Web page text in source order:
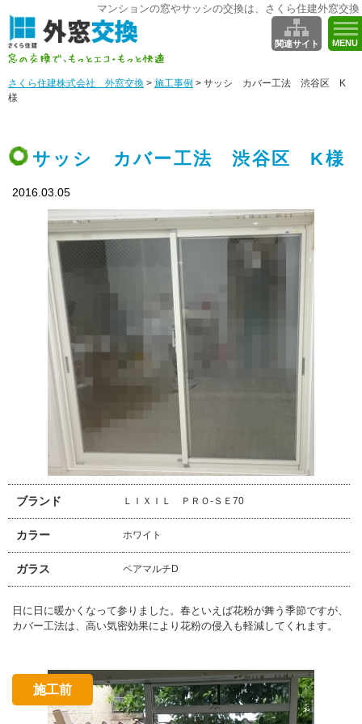
関連サイト MENU
マンションの窓やサッシの交換は、さくら住建外窓交換
さくら住建株式会社 外窓交換 > 施工事例 > サッシ カバー工法 渋谷区 K
様
サッシ カバー工法 渋谷区 K様
2016.03.05
ブランド ＬＩＸＩＬ ＰＲＯ-ＳＥ70
カラー ホワイト
ガラス ペアマルチD
日に日に暖かくなって参りました。春といえば花粉が舞う季節ですが、
カバー工法は、高い気密効果により花粉の侵入も軽減してくれます。
施工前